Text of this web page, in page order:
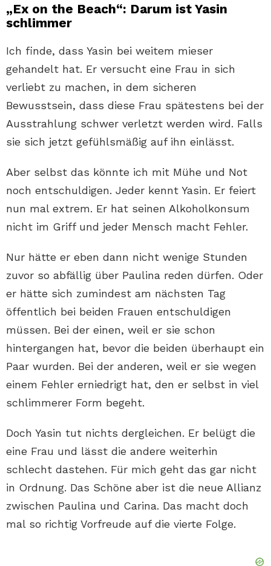
„Ex on the Beach“: Darum ist Yasin
schlimmer
Ich finde, dass Yasin bei weitem mieser
gehandelt hat. Er versucht eine Frau in sich
verliebt zu machen, in dem sicheren
Bewusstsein, dass diese Frau spätestens bei der
Ausstrahlung schwer verletzt werden wird. Falls
sie sich jetzt gefühlsmäßig auf ihn einlässt.
Aber selbst das könnte ich mit Mühe und Not
noch entschuldigen. Jeder kennt Yasin. Er feiert
nun mal extrem. Er hat seinen Alkoholkonsum
nicht im Griff und jeder Mensch macht Fehler.
Nur hätte er eben dann nicht wenige Stunden
zuvor so abfällig über Paulina reden dürfen. Oder
er hätte sich zumindest am nächsten Tag
öffentlich bei beiden Frauen entschuldigen
müssen. Bei der einen, weil er sie schon
hintergangen hat, bevor die beiden überhaupt ein
Paar wurden. Bei der anderen, weil er sie wegen
einem Fehler erniedrigt hat, den er selbst in viel
schlimmerer Form begeht.
Doch Yasin tut nichts dergleichen. Er belügt die
eine Frau und lässt die andere weiterhin
schlecht dastehen. Für mich geht das gar nicht
in Ordnung. Das Schöne aber ist die neue Allianz
zwischen Paulina und Carina. Das macht doch
mal so richtig Vorfreude auf die vierte Folge.